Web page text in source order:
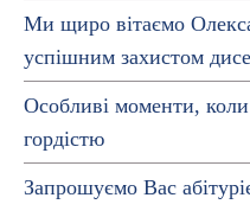
Ми щиро вітаємо
успішним захистом
Особливі моменти,
гордістю
Запрошуємо Вас